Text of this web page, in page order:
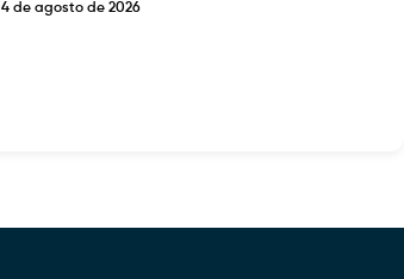
4 de agosto de 2026